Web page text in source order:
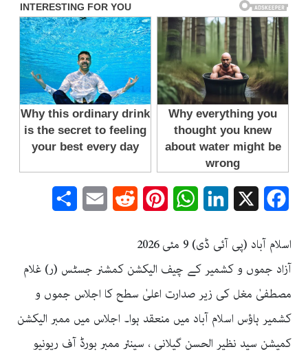
Facebook
LinkedIn
WhatsApp
Pinterest
Reddit
Email
اسلام آباد (پی آئی ڈی) 9 مئی 2026
آزاد جموں و کشمیر کے چیف الیکشن کمشنر جسٹس (ر) غلام
مصطفیٰ مغل کی زیر صدارت اعلیٰ سطح کا اجلاس جموں و
کشمیر ہاؤس اسلام آباد میں منعقد ہوا۔ اجلاس میں ممبر الیکشن
کمیشن سید نظیر الحسن گیلانی ، سینئر ممبر بورڈ آف ریونیو